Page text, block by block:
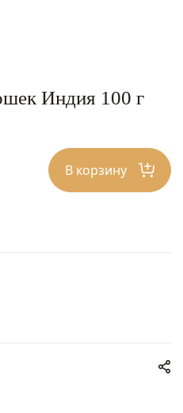
Индия 100 г
В корзину